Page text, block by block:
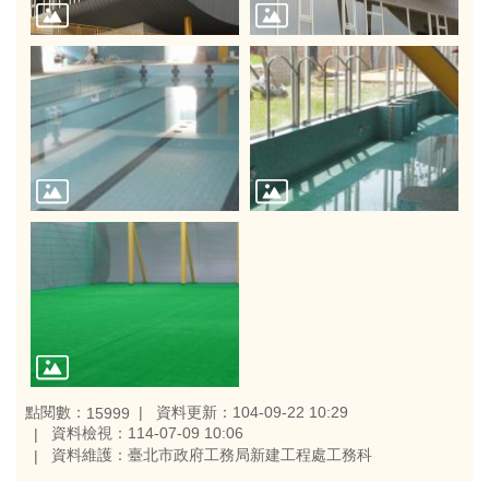
點閱數： 15999
資料更新：104-09-22 10:29
資料檢視：114-07-09 10:06
資料維護：臺北市政府工務局新建工程處工務科